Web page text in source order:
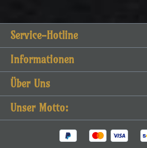
Service-Hotline
Informationen
Über Uns
Unser Motto: